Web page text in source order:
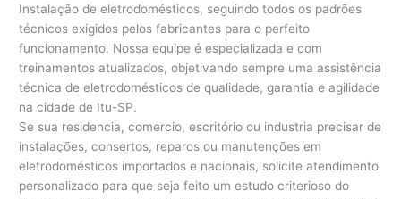
Instalação de eletrodomésticos, seguindo todos os padrões
técnicos exigidos pelos fabricantes para o perfeito
funcionamento. Nossa equipe é especializada e com
treinamentos atualizados, objetivando sempre uma assistência
técnica de eletrodomésticos de qualidade, garantia e agilidade
na cidade de Itu-SP.
Se sua residencia, comercio, escritório ou industria precisar de
instalações, consertos, reparos ou manutenções em
eletrodomésticos importados e nacionais, solicite atendimento
personalizado para que seja feito um estudo criterioso do